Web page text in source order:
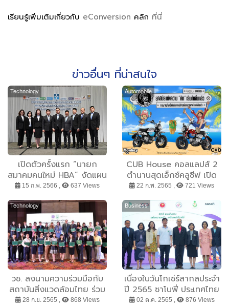
เรียนรู้เพิ่มเติมเกี่ยวกับ eConversion คลิก ที่นี่
ข่าวอื่นๆ ที่น่าสนใจ
Technology
เปิดตัวครั้งแรก “นายก
สมาคมคนใหม่ HBA” งัดแผน
สู้วิกฤตขาดแคลนแรงงาน
ลุย 2 วาระเร่งด่วน ยื้อต้นทุน
บ้านราคาเดิมถึงกลางปี 66
15 ก.พ. 2566 , 637 Views
Automobile
CUB House คอลแลปส์ 2
ตำนานสุดเอ็กซ์คลูซีฟ เปิด
ตัว Monkey x One Piece
Limited Edition ผลิต
300 คันทั่วโลก
22 ก.พ. 2565 , 721 Views
Technology
วช. ลงนามความร่วมมือกับ
สถาบันสิ่งแวดล้อมไทย ร่วม
กันผลักดัน การพัฒนาองค์
28 ก.ย. 2565 , 868 Views
Business
เนื่องในวันโกเช่ร์สากลประจำ
ปี 2565 ซาโนฟี่ ประเทศไทย
สมาคมพันธุศาสตร์แห่ง
02 ต.ค. 2565 , 876 Views